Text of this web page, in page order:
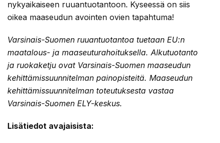
nykyaikaiseen ruuantuotantoon. Kyseessä on siis
oikea maaseudun avointen ovien tapahtuma!
Varsinais-Suomen ruuantuotantoa tuetaan EU:n
maatalous- ja maaseuturahoituksella. Alkutuotanto
ja ruokaketju ovat Varsinais-Suomen maaseudun
kehittämissuunnitelman painopisteitä. Maaseudun
kehittämissuunnitelman toteutuksesta vastaa
Varsinais-Suomen ELY-keskus.
Lisätiedot avajaisista: